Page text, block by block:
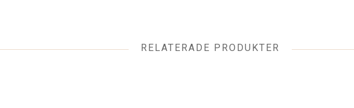
RELATERADE PRODUKTER